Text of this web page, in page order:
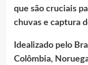
que são cruciais
chuvas e captura
Idealizado pelo
Colômbia,